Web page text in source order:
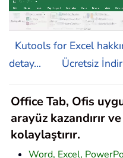
Kutools for Excel
detay...
Ücretsiz
Office Tab, Ofis
arayüz kazandırır
kolaylaştırır.
Word, Excel,